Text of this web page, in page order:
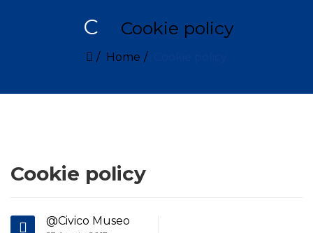
C Cookie policy
Home
Cookie policy
@Civico Museo